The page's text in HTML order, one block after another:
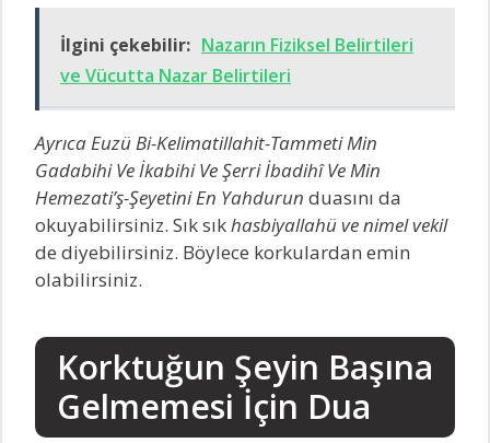
İlgini çekebilir: Nazarın Fiziksel Belirtileri
ve Vücutta Nazar Belirtileri
Ayrıca Euzü Bi-Kelimatillahit-Tammeti Min
Gadabihi Ve İkabihi Ve Şerri İbadihî Ve Min
Hemezati’ş-Şeyetini En Yahdurun duasını da
okuyabilirsiniz. Sık sıkhasbiyallahü ve nimel vekil
de diyebilirsiniz. Böylece korkulardan emin
olabilirsiniz.
Korktuğun Şeyin Başına
Gelmemesi İçin Dua